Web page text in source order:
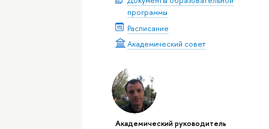
программы
Расписание
Академический совет
Академический руководитель